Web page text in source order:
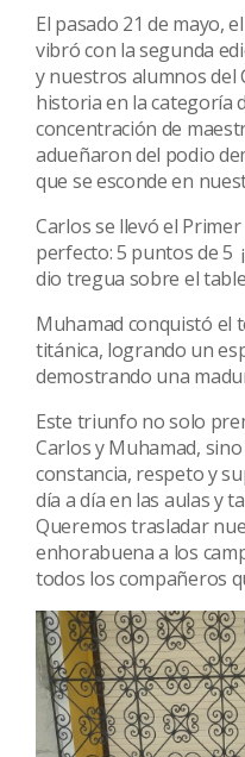
El pasado 21 de mayo,
vibró con la segunda
y nuestros alumnos del
historia en la categoría
concentración de
adueñaron del podio
que se esconde en
Carlos se llevó el
perfecto: 5 puntos de 5
dio tregua sobre el
Muhamad conquistó el
titánica, logrando un
demostrando una
Este triunfo no solo
Carlos y Muhamad,
constancia, respeto y
día a día en las aulas y
Queremos trasladar
enhorabuena a los
todos los compañeros